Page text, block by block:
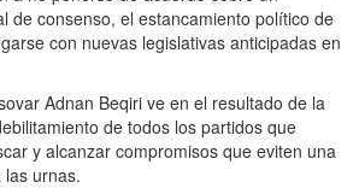
de consenso, el estancamiento político de
con nuevas legislativas anticipadas en
Adnan Beqiri ve en el resultado de la
de todos los partidos que
y alcanzar compromisos que eviten una
las urnas.